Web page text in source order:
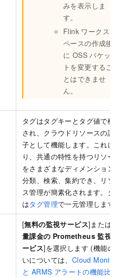
みを表示しま
す。
Flink ワークス
ペースの作成後
に OSS バケッ
トを変更するこ
とはできませ
ん。
タグはタグキーとタグ値で構
され、クラウドリソースの識
子として機能します。これに
り、共通の特性を持つリソー
をさまざまなディメンション
分類、検索、集約でき、リソ
ス管理が簡素化されます。タ
はタグ管理で一元管理します
[無料の監視サービス]または[
量課金の Prometheus 監視
ービス]を選択します (機能の
いについては、 Cloud
と ARMS アラートの機能比較